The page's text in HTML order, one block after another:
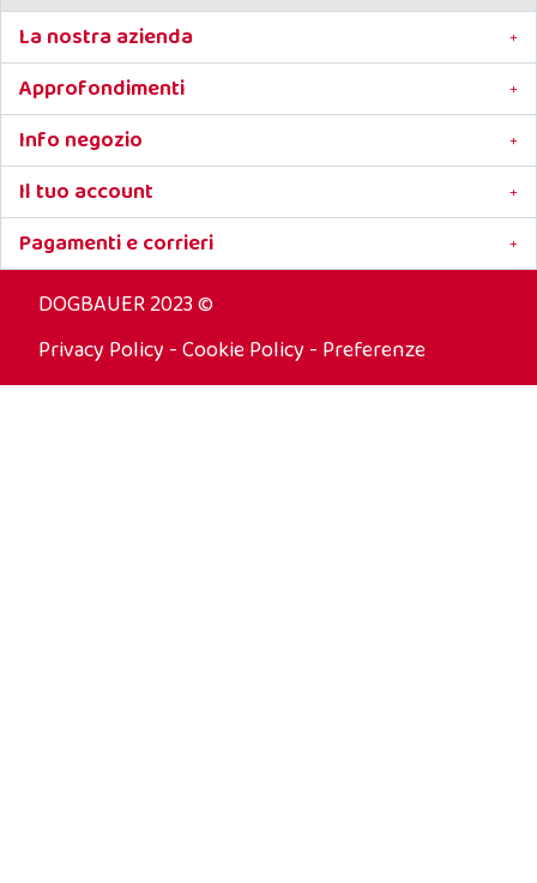
La nostra azienda
Approfondimenti
Info negozio
Il tuo account
Pagamenti e corrieri
DOGBAUER 2023 ©
Privacy Policy -Cookie Policy - Preferenze